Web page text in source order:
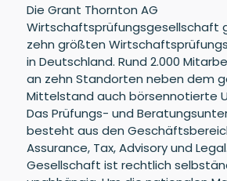
Die Grant Thornton AG
Wirtschaftsprüfungsgesellschaft
zehn größten
in Deutschland. Rund 2.000
an zehn Standorten neben dem
Mittelstand auch börsennotierte
Das Prüfungs- und
besteht aus den
Assurance, Tax, Advisory und
Gesellschaft ist rechtlich